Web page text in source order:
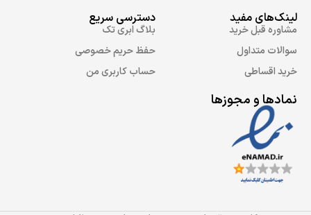
لینک‌های مفید
مشاوره قبل خرید
سوالات متداول
خرید اقساطی
دسترسی سریع
بلاگ ابری تک
حفظ حریم خصوصی
حساب کاربری من
نمادها و مجوزها